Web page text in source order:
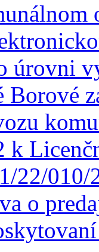
úrovni
Borové
k
22/
o